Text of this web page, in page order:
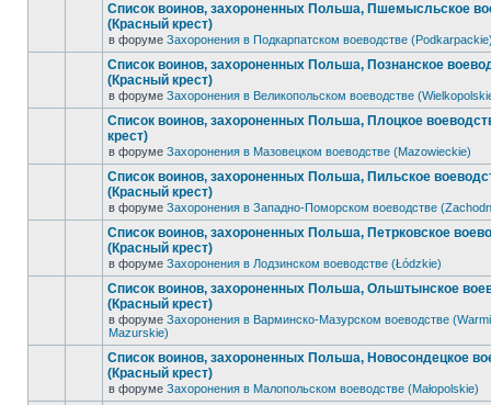
Список воинов, захороненных Польша, Пшемысльское
(Красный крест)
в форуме Захоронения в Подкарпатском воеводстве
Список воинов, захороненных Польша, Познанское
(Красный крест)
в форуме Захоронения в Великопольском воеводстве
Список воинов, захороненных Польша, Плоцкое
крест)
в форуме Захоронения в Мазовецком воеводстве (Mazowieckie)
Список воинов, захороненных Польша, Пильское
(Красный крест)
в форуме Захоронения в Западно-Поморском воеводстве
Список воинов, захороненных Польша, Петрковское
(Красный крест)
в форуме Захоронения в Лодзинском воеводстве (Łódzkie)
Список воинов, захороненных Польша, Ольштынское
(Красный крест)
в форуме Захоронения в Варминско-Мазурском воеводстве
Mazurskie)
Список воинов, захороненных Польша, Новосондецкое
(Красный крест)
в форуме Захоронения в Малопольском воеводстве (Małopolskie)